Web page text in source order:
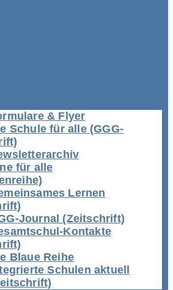
& Flyer
Schule für alle (GGG-
für alle
Lernen
Journal (Zeitschrift)
Kontakte
Blaue Reihe
Schulen aktuell